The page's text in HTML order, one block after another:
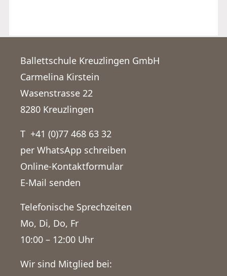
Ballettschule Kreuzlingen GmbH
Carmelina Kirstein
Wasenstrasse 22
8280 Kreuzlingen
T +41 (0)77 468 63 32
per WhatsApp schreiben
Online-Kontaktformular
E-Mail senden
Telefonische Sprechzeiten
Mo, Di, Do, Fr
10:00 – 12:00 Uhr
Wir sind Mitglied bei: